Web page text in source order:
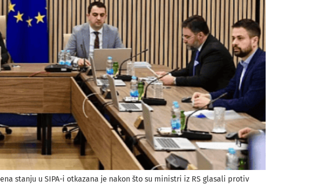
stanju u SIPA-i otkazana je nakon što su ministri iz RS glasali protiv